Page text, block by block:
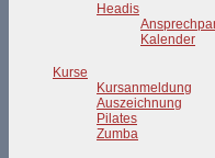
Headis
Kalender
Kurse
Kursanmeldung
Auszeichnung
Pilates
Zumba